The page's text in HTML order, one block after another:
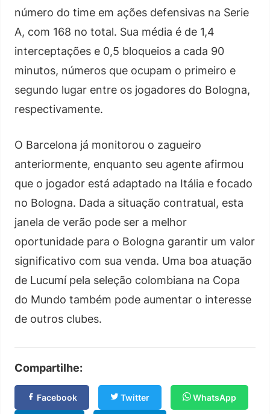
número do time em ações defensivas na Serie
A, com 168 no total. Sua média é de 1,4
interceptações e 0,5 bloqueios a cada 90
minutos, números que ocupam o primeiro e
segundo lugar entre os jogadores do Bologna,
respectivamente.
O Barcelona já monitorou o zagueiro
anteriormente, enquanto seu agente afirmou
que o jogador está adaptado na Itália e focado
no Bologna. Dada a situação contratual, esta
janela de verão pode ser a melhor
oportunidade para o Bologna garantir um valor
significativo com sua venda. Uma boa atuação
de Lucumí pela seleção colombiana na Copa
do Mundo também pode aumentar o interesse
de outros clubes.
Compartilhe:
Facebook Twitter WhatsApp